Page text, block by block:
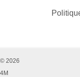
© 2026
4M